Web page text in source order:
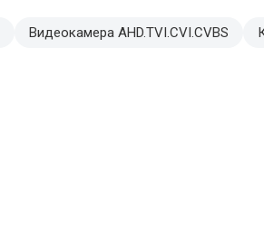
Видеокамера AHD.TVI.CVI.CVBS